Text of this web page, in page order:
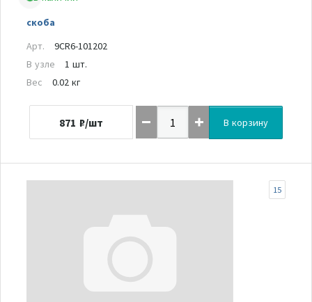
скоба
Арт.
9CR6-101202
В узле
1 шт.
Вес
0.02 кг
871 ₽/шт В корзину
15